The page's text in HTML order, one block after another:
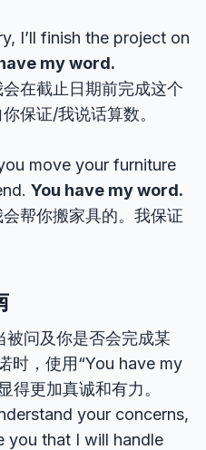
I’ll finish the project on
my word.
在截止日期前完成这个
保证/我说话算数。
move your furniture
You have my word.
帮你搬家具的。我保证
被问及你是否会完成某
时，使用“You have my
得更加真诚和有力。
your concerns,
you that I will handle